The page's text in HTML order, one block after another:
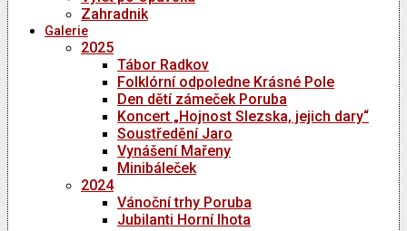
Zahradnik
Galerie
2025
Tábor Radkov
Folklórní odpoledne Krásné Pole
Den dětí zámeček Poruba
Koncert „Hojnost Slezska, jejich dary“
Soustředění Jaro
Vynášení Mařeny
Minibáleček
2024
Vánoční trhy Poruba
Jubilanti Horní lhota